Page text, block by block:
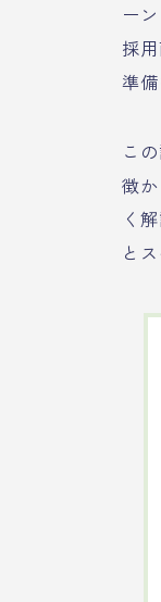
ー
採
準
こ
徴
く
と